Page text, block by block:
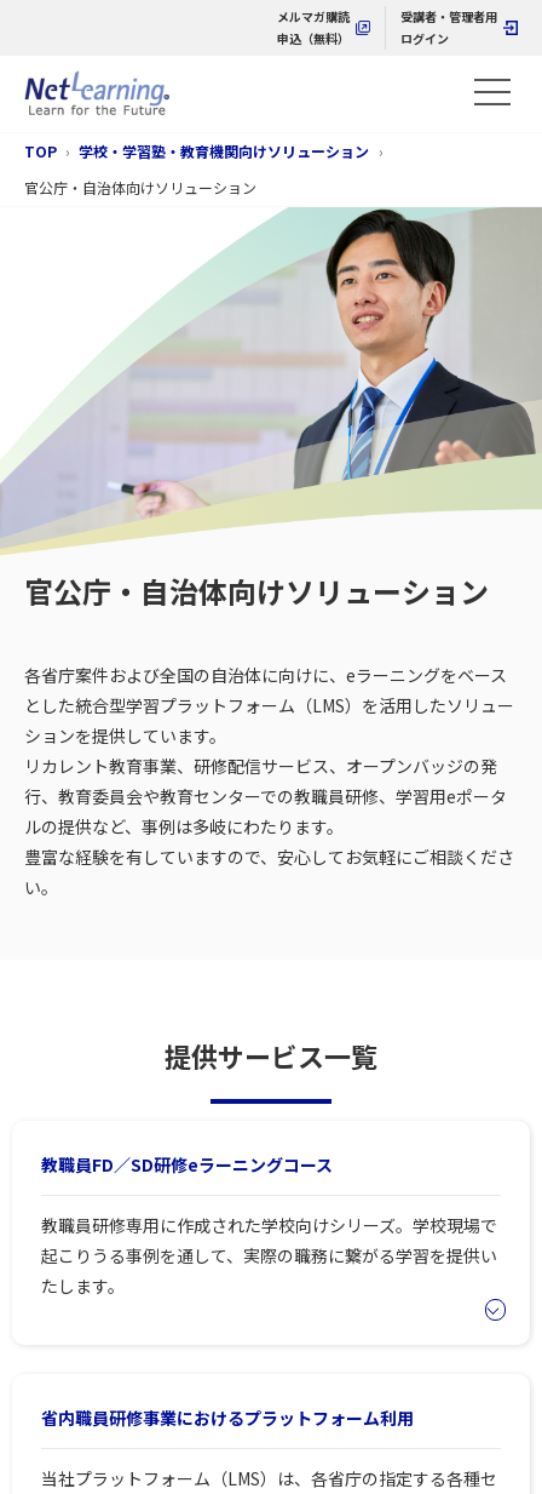
メルマガ購読
申込（無料）
受講者・管理者用
ログイン
TOP
学校・学習塾・教育機関向けソリューション
官公庁・自治体向けソリューション
官公庁・自治体向けソリューション
各省庁案件および全国の自治体に向けに、eラーニングをベース
とした統合型学習プラットフォーム（LMS）を活用したソリュー
ションを提供しています。
リカレント教育事業、研修配信サービス、オープンバッジの発
行、教育委員会や教育センターでの教職員研修、学習用eポータ
ルの提供など、 事例は多岐にわたります。
豊富な経験を有していますので、安心してお気軽にご相談くださ
い。
提供サービス一覧
教職員FD／SD研修eラーニングコース
教職員研修専用に作成された学校向けシリーズ。学校現場で
起こりうる事例を通して、実際の職務に繋がる学習を提供い
たします。
省内職員研修事業におけるプラットフォーム利用
当社プラットフォーム（LMS）は、各省庁の指定する各種セ